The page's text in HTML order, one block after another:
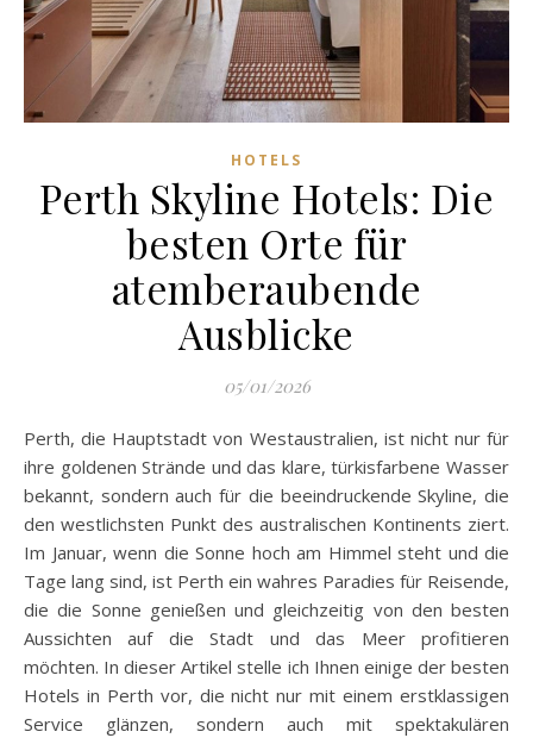
HOTELS
Perth Skyline Hotels: Die
besten Orte für
atemberaubende
Ausblicke
05/01/2026
Perth, die Hauptstadt von Westaustralien, ist nicht nur für
ihre goldenen Strände und das klare, türkisfarbene Wasser
bekannt, sondern auch für die beeindruckende Skyline, die
den westlichsten Punkt des australischen Kontinents ziert.
Im Januar, wenn die Sonne hoch am Himmel steht und die
Tage lang sind, ist Perth ein wahres Paradies für Reisende,
die die Sonne genießen und gleichzeitig von den besten
Aussichten auf die Stadt und das Meer profitieren
möchten. In dieser Artikel stelle ich Ihnen einige der besten
Hotels in Perth vor, die nicht nur mit einem erstklassigen
Service glänzen, sondern auch mit spektakulären